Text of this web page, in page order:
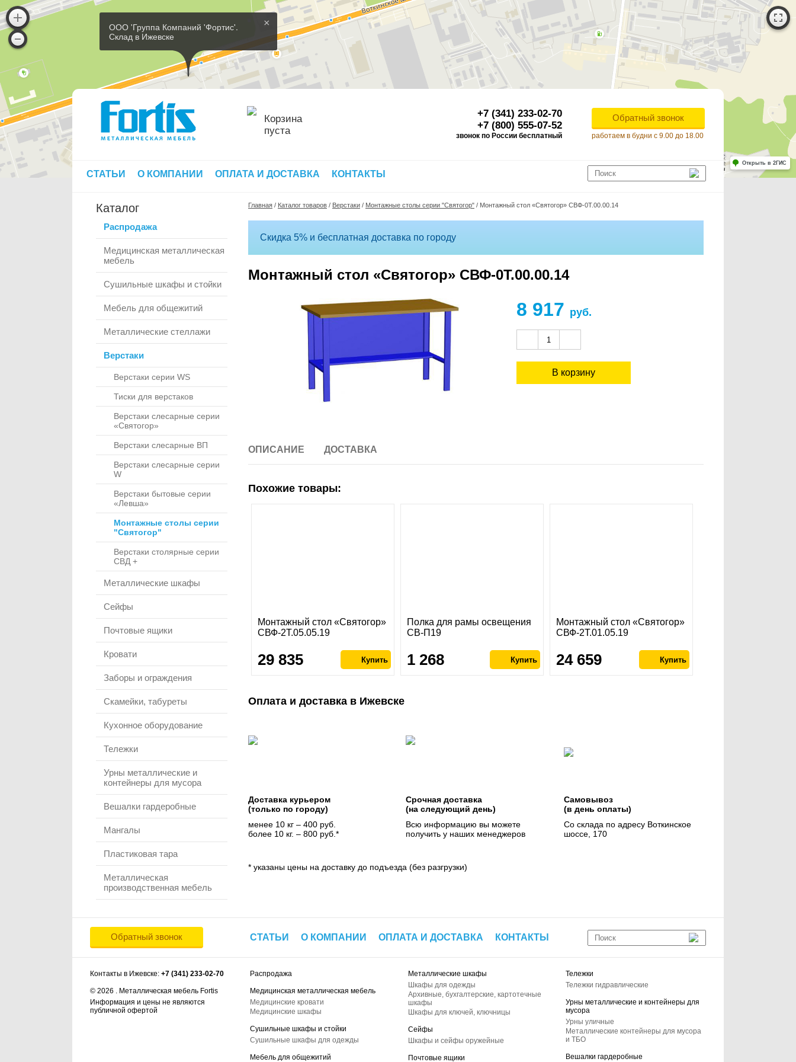
×
ООО 'Группа Компаний 'Фортис'.
Склад в Ижевске
Работает на API 2ГИС
Лицензионное соглашение
Для корректной работы Raster JS API нужен ключ. Помощь: api@2gis.ru
Открыть в 2ГИС
Корзина
пуста
+7 (341) 233-02-70
+7 (800) 555-07-52
звонок по России бесплатный
Обратный звонок
работаем в будни с 9.00 до 18.00
СТАТЬИ О КОМПАНИИ ОПЛАТА И ДОСТАВКА КОНТАКТЫ
Каталог
Распродажа
Медицинская металлическая
мебель
Сушильные шкафы и стойки
Мебель для общежитий
Металлические стеллажи
Верстаки
Верстаки серии WS
Тиски для верстаков
Верстаки слесарные серии
«Святогор»
Верстаки слесарные ВП
Верстаки слесарные серии
W
Верстаки бытовые серии
«Левша»
Монтажные столы серии
"Святогор"
Верстаки столярные серии
СВД +
Металлические шкафы
Сейфы
Почтовые ящики
Кровати
Заборы и ограждения
Скамейки, табуреты
Кухонное оборудование
Тележки
Урны металлические и
контейнеры для мусора
Вешалки гардеробные
Мангалы
Пластиковая тара
Металлическая
производственная мебель
Главная / Каталог товаров / Верстаки / Монтажные столы серии "Святогор" / Монтажный стол «Святогор» СВФ-0Т.00.00.14
Скидка 5% и бесплатная доставка по городу
Монтажный стол «Святогор» СВФ-0Т.00.00.14
8 917 руб.
ОПИСАНИЕ ДОСТАВКА
Похожие товары:
Монтажный стол «Святогор»
СВФ-2Т.05.05.19
29 835
Полка для рамы освещения
СВ-П19
1 268
Монтажный стол «Святогор»
СВФ-2Т.01.05.19
24 659
Оплата и доставка в Ижевске
Доставка курьером
(только по городу)
менее 10 кг – 400 руб.
более 10 кг. – 800 руб.*
Срочная доставка
(на следующий день)
Всю информацию вы можете
получить у наших менеджеров
Самовывоз
(в день оплаты)
Со склада по адресу Воткинское
шоссе, 170
* указаны цены на доставку до подъезда (без разгрузки)
Обратный звонок СТАТЬИ О КОМПАНИИ ОПЛАТА И ДОСТАВКА КОНТАКТЫ
Контакты в Ижевске: +7 (341) 233-02-70
© 2026 . Металлическая мебель Fortis
Информация и цены не являются
публичной офертой
Распродажа
Медицинская металлическая мебель
Медицинские кровати
Медицинские шкафы
Сушильные шкафы и стойки
Сушильные шкафы для одежды
Мебель для общежитий
Металлические шкафы
Шкафы для одежды
Архивные, бухгалтерские, картотечные
шкафы
Шкафы для ключей, ключницы
Сейфы
Шкафы и сейфы оружейные
Почтовые ящики
Тележки
Тележки гидравлические
Урны металлические и контейнеры для
мусора
Урны уличные
Металлические контейнеры для мусора
и ТБО
Вешалки гардеробные